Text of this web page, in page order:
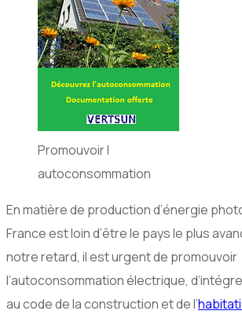
Promouvoir l
autoconsommation
En matière de production d’énergie
France est loin d’être le pays le plus
notre retard, il est urgent de promouvoir
l’autoconsommation électrique,
au code de la construction et de l’